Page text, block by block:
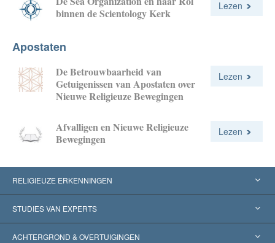
binnen de Scientology Kerk
Lezen
Apostaten
De Betrouw­baarheid van
Getuigenissen van Apostaten over
Nieuwe Religieuze Bewegingen
Lezen
Afvalligen en Nieuwe Religieuze
Bewegingen
Lezen
RELIGIEUZE ERKENNINGEN
Verenigde Staten
Wereldwijde Erkenningen
STUDIES VAN EXPERTS
Expertises per Categorie
ACHTERGROND & OVERTUIGINGEN